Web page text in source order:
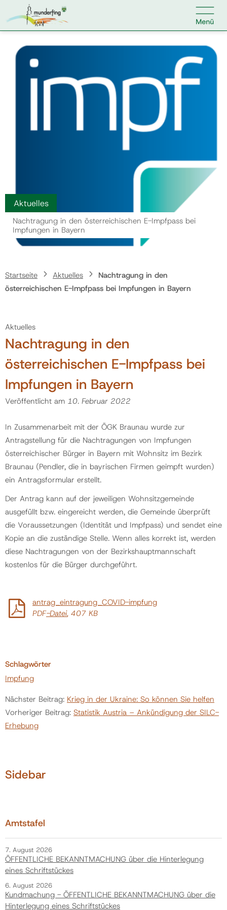
Kontakt 
Suche nach:
Kundenservice
Veranstaltungen
Jobs
Gemeinde
Aktuelles
Nachtragung in den österreichischen E-Impfpass bei
Impfungen in Bayern
Startseite Aktuelles
Nachtragung in den
österreichischen E-Impfpass bei Impfungen in Bayern
Aktuelles
Nachtragung in den
österreichischen E-Impfpass bei
Impfungen in Bayern
Veröffentlicht am 10. Februar 2022
In Zusammenarbeit mit der ÖGK Braunau wurde zur
Antragstellung für die Nachtragungen von Impfungen
österreichischer Bürger in Bayern mit Wohnsitz im Bezirk
Braunau (Pendler, die in bayrischen Firmen geimpft wurden)
ein Antragsformular erstellt.
Der Antrag kann auf der jeweiligen Wohnsitzgemeinde
ausgefüllt bzw. eingereicht werden, die Gemeinde überprüft
die Voraussetzungen (Identität und Impfpass) und sendet eine
Kopie an die zuständige Stelle. Wenn alles korrekt ist, werden
diese Nachtragungen von der Bezirkshauptmannschaft
kostenlos für die Bürger durchgeführt.
antrag_eintragung_COVID-impfung
PDF-Datei, 407 KB
Schlagwörter
Impfung
Nächster Beitrag: Krieg in der Ukraine: So können Sie helfen
Vorheriger Beitrag: Statistik Austria – Ankündigung der SILC-
Erhebung
Sidebar
Amtstafel
7. August 2026
ÖFFENTLICHE BEKANNTMACHUNG über die Hinterlegung
eines Schriftstückes
6. August 2026
Kundmachung - ÖFFENTLICHE BEKANNTMACHUNG über die
Hinterlegung eines Schriftstückes